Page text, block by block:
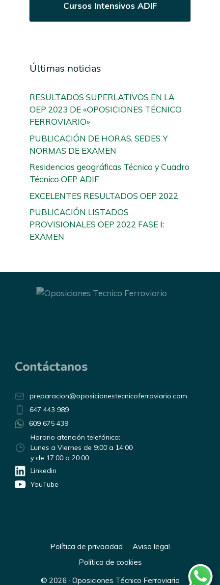
Cursos Intensivos ADIF
Últimas noticias
RESULTADOS SUPERLATIVOS EN LA
OEP 2023 DE «OPOSICIONES TÉCNICO
FERROVIARIO»
PUBLICACIÓN DE HORAS, SEDES Y
NORMAS DE EXAMEN
Residencias geográficas Técnico y Cuadro
Técnico OEP ADIF
EXCELENTES RESULTADOS OEP 2022
PUBLICACIÓN LISTADOS
PROVISIONALES OEP 2022 FASE I:
EXAMEN
Contáctanos
preparacion@oposicionestecnicoferroviario.com
647 443 989
609 675 439
Horario atención telefónica:
Lunes a Viernes de 9:00 a 14:00
y de 17:00 a 20:00
Linkedin
YouTube
Política de privacidad
Aviso legal
Política de cookies
© 2026 · Oposiciones Técnico Ferroviario